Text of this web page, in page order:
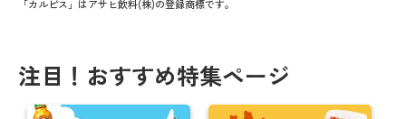
「カルピス」はアサヒ飲料(株)の登録商標です。
注目！おすすめ特集ページ